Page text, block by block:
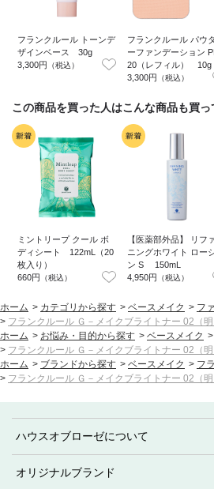
フランクルール トーンデ
ザインベース 30g
3,300円 （税込）
フランクルール パウ
ーファンデーション
20（レフィル） 10g
3,300円
（税込）
この商品を買った人はこんな商品も買っ
ミントリープ クール ボ
ディシート 122mL（20
枚入り）
660円
（税込）
【医薬部外品】 リフ
ニングホワイト ロー
ン S 150mL
4,950円
（税込）
ホーム > カテゴリから探す > ベースメイク > フ
> フランクルール Ｇ－メイクブライトナー 02（
ホーム > お悩み・目的から探す > ベースメイク >
> フランクルール Ｇ－メイクブライトナー 02（
ホーム > ブランドから探す > ベースメイク > フ
> フランクルール Ｇ－メイクブライトナー 02（
ハウスオブローゼについて
オリジナルブランド